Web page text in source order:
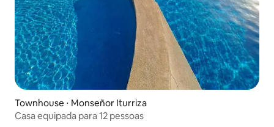
Townhouse ⋅ Monseñor Iturriza
Casa equipada para 12 pessoas